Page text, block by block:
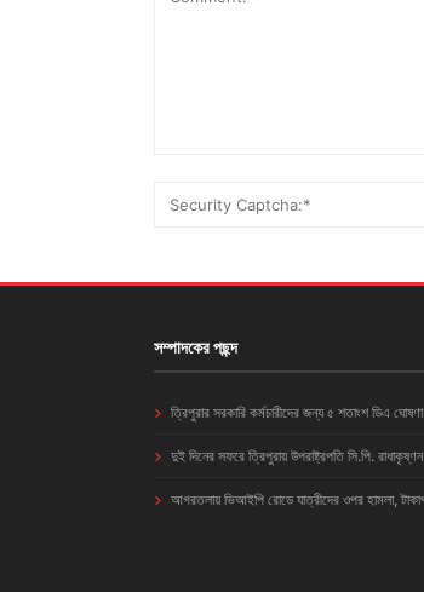
সম্পাদকের পছন্দ
ত্রিপুরার সরকারি কর্মচারীদের জন্য ৫ শতাংশ ডিএ
দুই দিনের সফরে ত্রিপুরায় উপরাষ্ট্রপতি সি.পি. রাধাকৃষ্ণন
আগরতলায় ভিআইপি রোডে যাত্রীদের ওপর হামলা,